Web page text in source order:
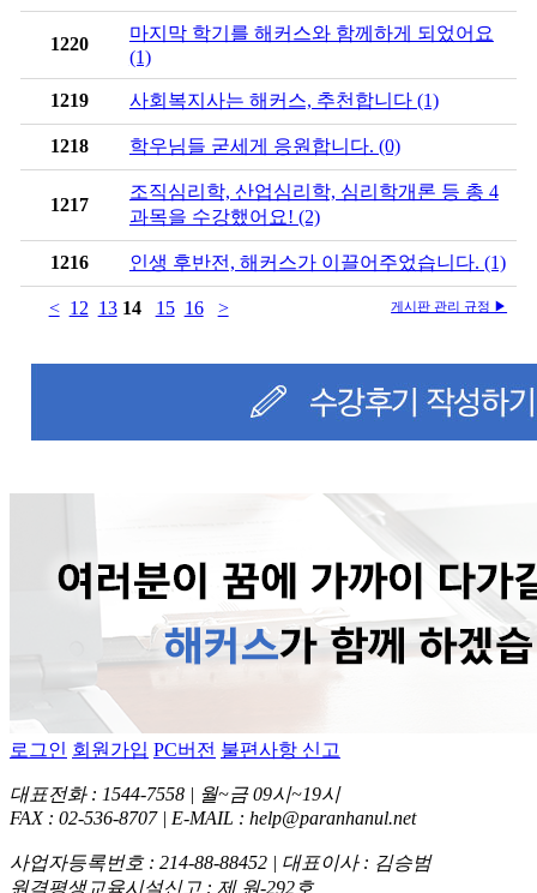
1220
마지막 학기를 해커스와 함께하게 되었어요
(1)
1219 사회복지사는 해커스, 추천합니다 (1)
1218 학우님들 굳세게 응원합니다. (0)
1217
조직심리학, 산업심리학, 심리학개론 등 총 4
과목을 수강했어요! (2)
1216 인생 후반전, 해커스가 이끌어주었습니다. (1)
< 12 1314 15 16 > 게시판 관리 규정 ▶
로그인 회원가입 PC버전 불편사항 신고
대표전화 : 1544-7558 | 월~금 09시~19시
FAX : 02-536-8707 | E-MAIL : help@paranhanul.net
사업자등록번호 : 214-88-88452 | 대표이사 : 김승범
원격평생교육시설신고 : 제 원-292호